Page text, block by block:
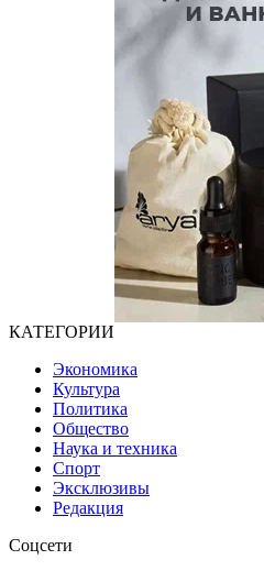
КАТЕГОРИИ
Экономика
Культура
Политика
Общество
Наука и техника
Спорт
Эксклюзивы
Редакция
Соцсети